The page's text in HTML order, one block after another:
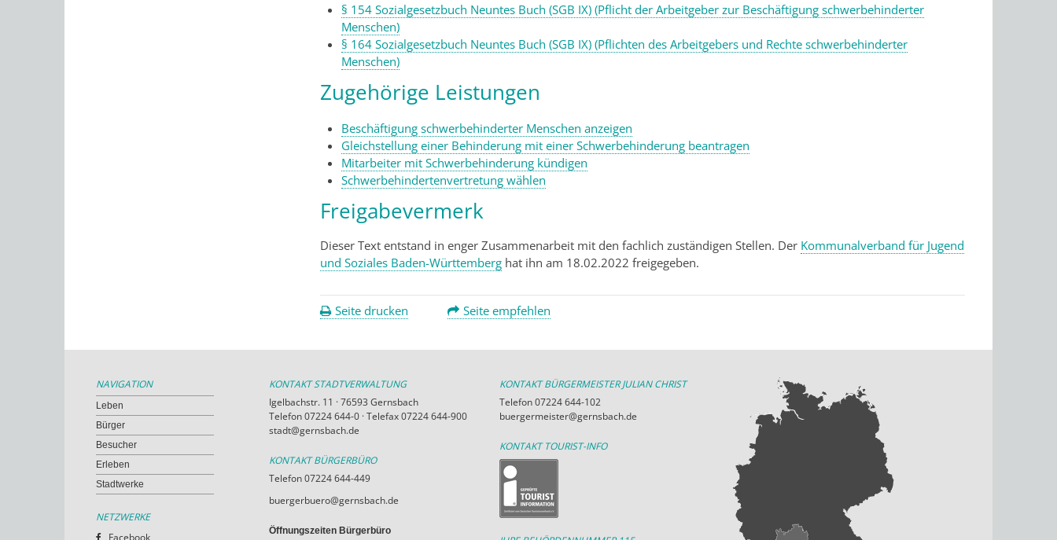
§ 154 Sozialgesetzbuch Neuntes Buch (SGB IX) (Pflicht der Arbeitgeber zur Beschäftigung schwerbehinderter
Menschen)
§ 164 Sozialgesetzbuch Neuntes Buch (SGB IX) (Pflichten des Arbeitgebers und Rechte schwerbehinderter
Menschen)
Zugehörige Leistungen
Beschäftigung schwerbehinderter Menschen anzeigen
Gleichstellung einer Behinderung mit einer Schwerbehinderung beantragen
Mitarbeiter mit Schwerbehinderung kündigen
Schwerbehindertenvertretung wählen
Freigabevermerk
Dieser Text entstand in enger Zusammenarbeit mit den fachlich zuständigen Stellen. Der Kommunalverband für Jugend
und Soziales Baden-Württemberg hat ihn am 18.02.2022 freigegeben.
Seite drucken Seite empfehlen
NAVIGATION
Leben
Bürger
Besucher
Erleben
Stadtwerke
NETZWERKE
Facebook
KONTAKT STADTVERWALTUNG
Igelbachstr. 11 · 76593 Gernsbach
Telefon 07224 644-0 · Telefax 07224 644-900
stadt@gernsbach.de
KONTAKT BÜRGERBÜRO
Telefon 07224 644-449
buergerbuero@gernsbach.de
Öffnungszeiten Bürgerbüro
KONTAKT BÜRGERMEISTER JULIAN CHRIST
Telefon 07224 644-102
buergermeister@gernsbach.de
KONTAKT TOURIST-INFO